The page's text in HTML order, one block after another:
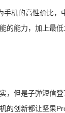
机的高性价比，
的能力，加上最
，但是子弹短信
创新都让坚果